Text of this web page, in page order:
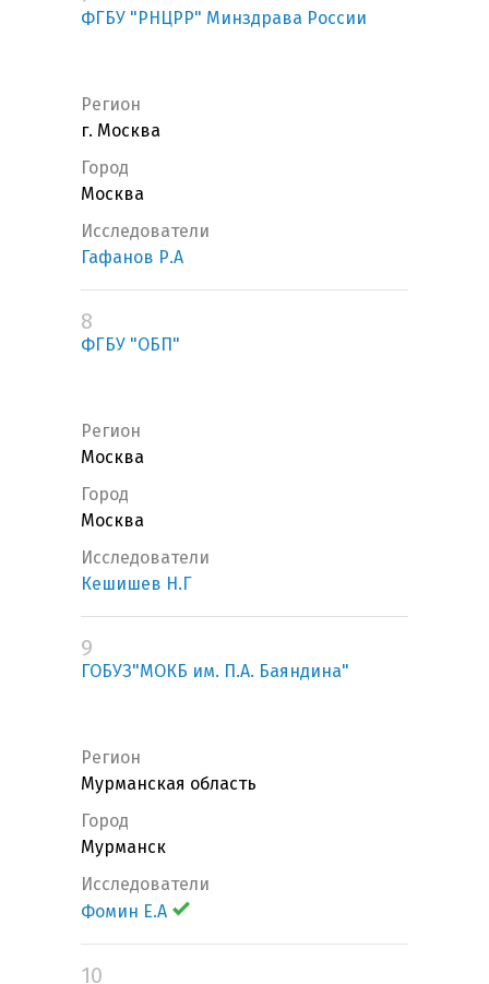
ФГБУ "РНЦРР" Минздрава России
Регион
г. Москва
Город
Москва
Исследователи
Гафанов Р.А
8
ФГБУ "ОБП"
Регион
Москва
Город
Москва
Исследователи
Кешишев Н.Г
9
ГОБУЗ"МОКБ им. П.А. Баяндина"
Регион
Мурманская область
Город
Мурманск
Исследователи
Фомин Е.А
10